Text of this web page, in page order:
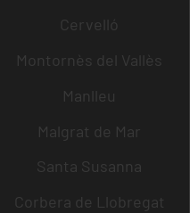
Cervelló
Montornès del Vallès
Manlleu
Malgrat de Mar
Santa Susanna
Corbera de Llobregat